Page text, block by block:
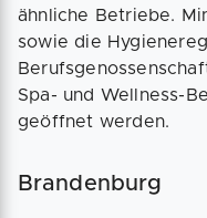
ähnliche Betriebe.
sowie die
Spa- und Wellness-
geöffnet werden.
Brandenburg